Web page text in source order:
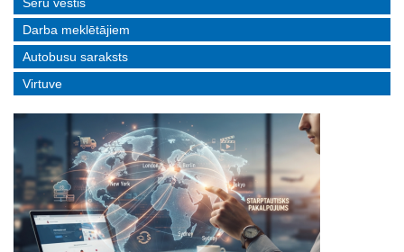
Darba meklētājiem
Autobusu saraksts
Virtuve